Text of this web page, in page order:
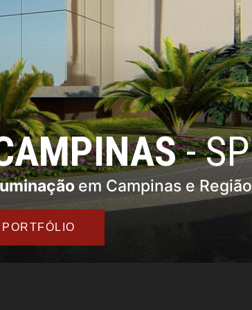
- SP
em Campinas e Região
PORTFÓLIO